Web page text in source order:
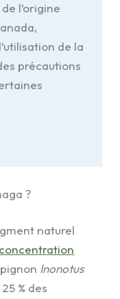
l’origine
de la
précautions
?
naturel
Inonotus
% des